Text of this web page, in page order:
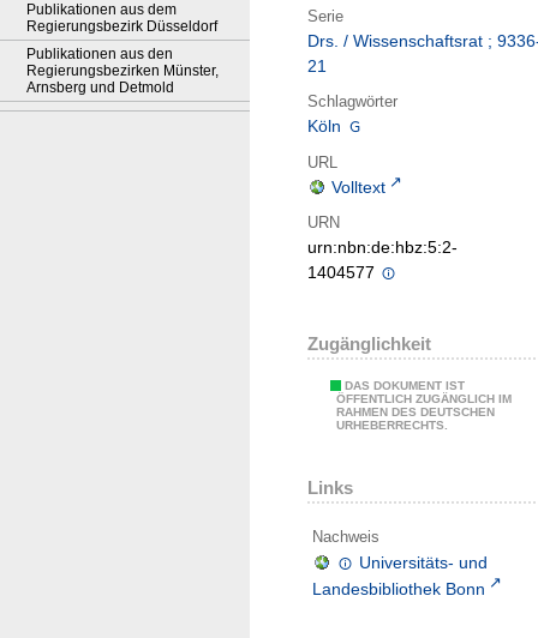
Publikationen aus dem
Regierungsbezirk Düsseldorf
Publikationen aus den
Regierungsbezirken Münster,
Arnsberg und Detmold
Serie
Drs. / Wissenschaftsrat ;
21
Schlagwörter
Köln
URL
Volltext
URN
urn:nbn:de:hbz:5:2-
1404577
Zugänglichkeit
DAS DOKUMENT IST
ÖFFENTLICH ZUGÄNGLICH IM
RAHMEN DES DEUTSCHEN
URHEBERRECHTS.
Links
Nachweis
Universitäts- und
Landesbibliothek Bonn